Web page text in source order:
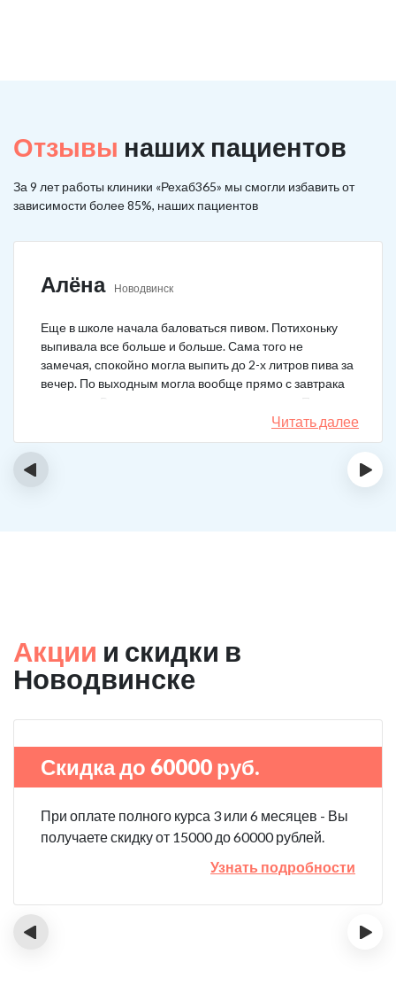
Отзывы наших пациентов
За 9 лет работы клиники «Рехаб365» мы смогли избавить от
зависимости более 85%, наших пациентов
Алёна Новодвинск
Еще в школе начала баловаться пивом. Потихоньку
выпивала все больше и больше. Сама того не
замечая, спокойно могла выпить до 2-х литров пива за
вечер. По выходным могла вообще прямо с завтрака
выпивать. В клинику решила позвонить сама. Прошла
курс и уже год не принимаю алкоголь вообще никакой.
Читать далее
‹ ›
Акции и скидки в
Новодвинске
Скидка до 60000 руб.
При оплате полного курса 3 или 6 месяцев - Вы
получаете скидку от 15000 до 60000 рублей.
Узнать подробности
‹ ›